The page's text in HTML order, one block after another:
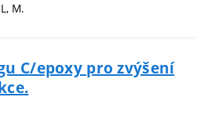
M.
C/epoxy pro zvýšení